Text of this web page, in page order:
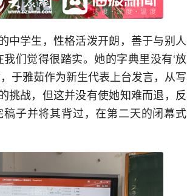
中学生，性格活泼开朗，善于与别人
们觉得很踏实。她的字典里没有‘放
于雅茹作为新生代表上台发言，从写
挑战，但这并没有使她知难而退，反
子并将其背过，在第二天的闭幕式